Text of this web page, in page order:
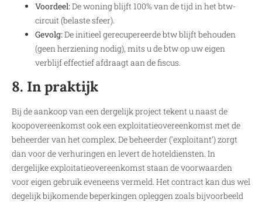
Voordeel:De woning blijft 100% van de tijd in het btw-
circuit (belaste sfeer).
Gevolg:De initieel gerecupereerde btw blijft behouden
(geen herziening nodig), mits u de btw op uw eigen
verblijf effectief afdraagt aan de fiscus.
8. In praktijk
Bij de aankoop van een dergelijk project tekent u naast de
koopovereenkomst ook een exploitatieovereenkomst met de
beheerder van het complex. De beheerder (‘exploitant’) zorgt
dan voor de verhuringen en levert de hoteldiensten. In
dergelijke exploitatieovereenkomst staan de voorwaarden
voor eigen gebruik eveneens vermeld. Het contract kan dus wel
degelijk bijkomende beperkingen opleggen zoals bijvoorbeeld